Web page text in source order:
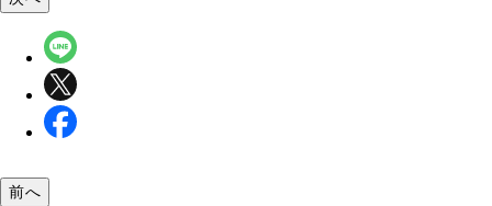
前へ